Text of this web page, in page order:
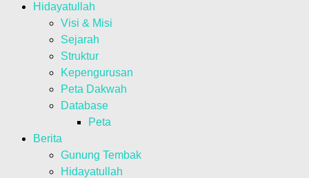
Hidayatullah
Visi & Misi
Sejarah
Struktur
Kepengurusan
Peta Dakwah
Database
Peta
Berita
Gunung Tembak
Hidayatullah